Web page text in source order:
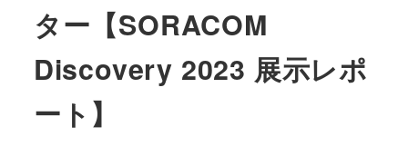
ター【SORACOM
Discovery 2023 展示レポ
ート】